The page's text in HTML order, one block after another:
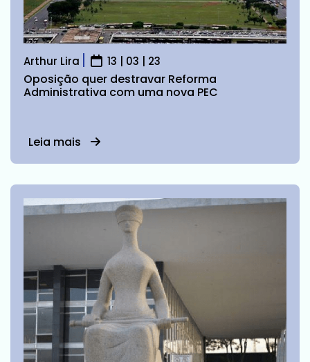
Arthur Lira 13 | 03 | 23
Oposição quer destravar Reforma
Administrativa com uma nova PEC
Leia mais